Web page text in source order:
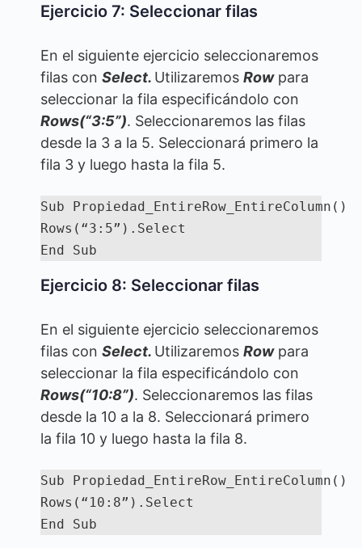
Ejercicio 7: Seleccionar filas
En el siguiente ejercicio seleccionaremos
filas con Select. Utilizaremos Rowpara
seleccionar la fila especificándolo con
Rows(“3:5”). Seleccionaremos las filas
desde la 3 a la 5. Seleccionará primero la
fila 3 y luego hasta la fila 5.
Sub Propiedad_EntireRow_EntireColumn()
Rows(“3:5”).Select
End Sub
Ejercicio 8: Seleccionar filas
En el siguiente ejercicio seleccionaremos
filas con Select. Utilizaremos Rowpara
seleccionar la fila especificándolo con
Rows(“10:8”). Seleccionaremos las filas
desde la 10 a la 8. Seleccionará primero
la fila 10 y luego hasta la fila 8.
Sub Propiedad_EntireRow_EntireColumn()
Rows(“10:8”).Select
End Sub